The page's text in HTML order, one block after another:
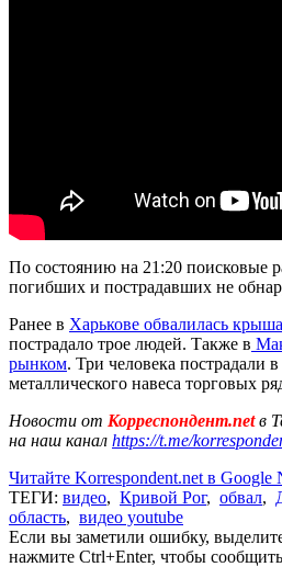
По состоянию на 21:20 поисковые
погибших и пострадавших не
Ранее в Харькове обвалилась
пострадало трое людей. Также в
рынком. Три человека пострадали
металлического навеса торговых
Новости от Корреспондент.netв
на наш канал https://t.me/
Читайте Korrespondent.net в Google
ТЕГИ: видео, Кривой Рог, обвал,
область, видео youtube
Если вы заметили ошибку,
нажмите Ctrl+Enter, чтобы